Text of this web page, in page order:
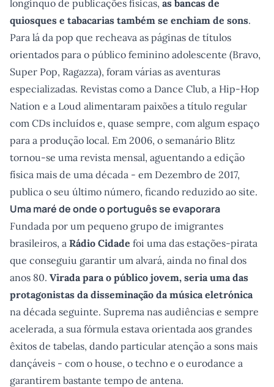
longínquo de publicações físicas, as bancas de
quiosques e tabacarias também se enchiam de sons.
Para lá da pop que recheava as páginas de títulos
orientados para o público feminino adolescente (Bravo,
Super Pop, Ragazza), foram várias as aventuras
especializadas. Revistas como a Dance Club, a Hip-Hop
Nation e a Loud alimentaram paixões a título regular
com CDs incluídos e, quase sempre, com algum espaço
para a produção local. Em 2006, o semanário Blitz
tornou-se uma revista mensal, aguentando a edição
física mais de uma década - em Dezembro de 2017,
publica o seu último número, ficando reduzido ao site.
Uma maré de onde o português se evaporara
Fundada por um pequeno grupo de imigrantes
brasileiros, a Rádio Cidade foi uma das estações-pirata
que conseguiu garantir um alvará, ainda no final dos
anos 80. Virada para o público jovem, seria uma das
protagonistas da disseminação da música eletrónica
na década seguinte. Suprema nas audiências e sempre
acelerada, a sua fórmula estava orientada aos grandes
êxitos de tabelas, dando particular atenção a sons mais
dançáveis - com o house, o techno e o eurodance a
garantirem bastante tempo de antena.